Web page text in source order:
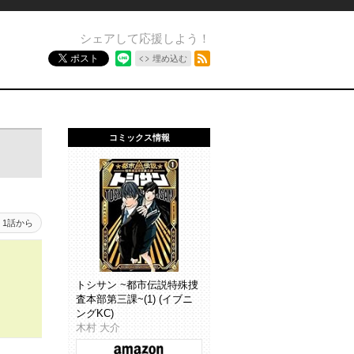
シェアして応援しよう！
ポスト 埋め込む
1話から
コミックス情報
トシサン ~都市伝説特殊捜
査本部第三課~(1) (イブニ
ングKC)
木村 大介